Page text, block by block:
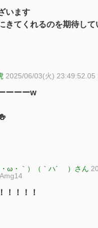
います
きてくれるのを期待して
2025/06/03(火) 23:49:52.05
ーーーw
・ω・｀）（｀ハ´ ）さん
！！！！